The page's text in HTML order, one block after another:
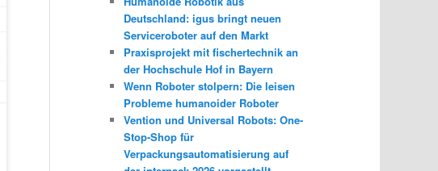
Deutschland: igus bringt neuen
Serviceroboter auf den Markt
Praxisprojekt mit fischertechnik an
der Hochschule Hof in Bayern
Wenn Roboter stolpern: Die leisen
Probleme humanoider Roboter
Vention und Universal Robots: One-
Stop-Shop für
Verpackungsautomatisierung auf